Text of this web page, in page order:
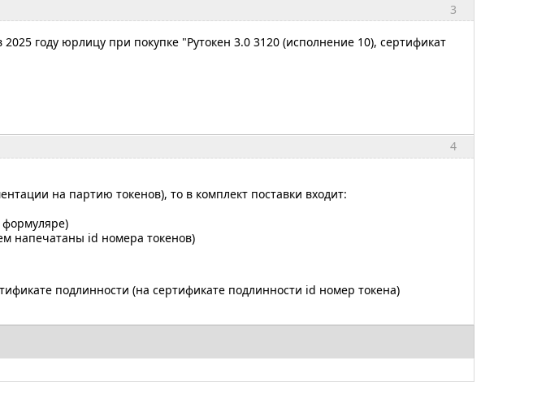
3
году юрлицу при покупке "Рутокен 3.0 3120 (исполнение 10), сертификат
4
на партию токенов), то в комплект поставки входит:
формуляре)
напечатаны id номера токенов)
подлинности (на сертификате подлинности id номер токена)